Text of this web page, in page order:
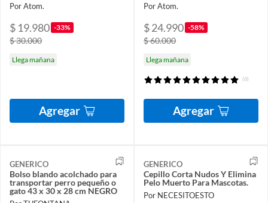
Por Atom.
$ 19.980 -33%
$ 30.000
Llega mañana
Agregar
Por Atom.
$ 24.990 -58%
$ 60.000
Llega mañana
(6)
Agregar
GENERICO
Bolso blando acolchado para
transportar perro pequeño o
gato 43 x 30 x 28 cm NEGRO
GENERICO
Cepillo Corta Nudos Y Elimina
Pelo Muerto Para Mascotas.
Por NECESITOESTO